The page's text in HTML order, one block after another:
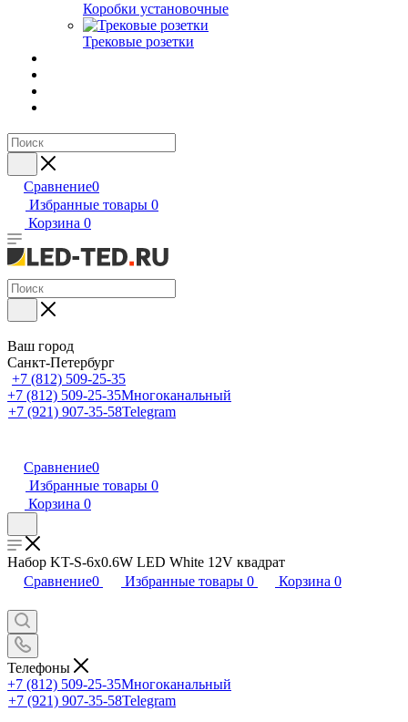
Коробки установочные
Трековые розетки
Сравнение0
Избранные товары 0
Корзина 0
Ваш город
Санкт-Петербург
+7 (812) 509-25-35
+7 (812) 509-25-35Многоканальный
+7 (921) 907-35-58Telegram
Сравнение0
Избранные товары 0
Корзина 0
Набор KT-S-6x0.6W LED White 12V квадрат
Сравнение0 Избранные товары 0 Корзина 0
Телефоны
+7 (812) 509-25-35Многоканальный
+7 (921) 907-35-58Telegram